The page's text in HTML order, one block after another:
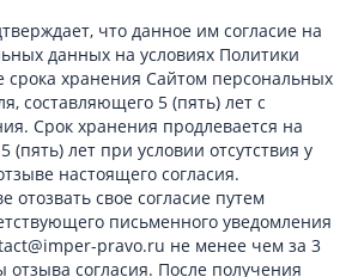
что данное им согласие на
данных на условиях Политики
срока хранения Сайтом персональных
составляющего 5 (пять) лет с
Срок хранения продлевается на
лет при условии отсутствия у
настоящего согласия.
отозвать свое согласие путем
письменного уведомления
pravo.ru не менее чем за 3
отзыва согласия. После получения